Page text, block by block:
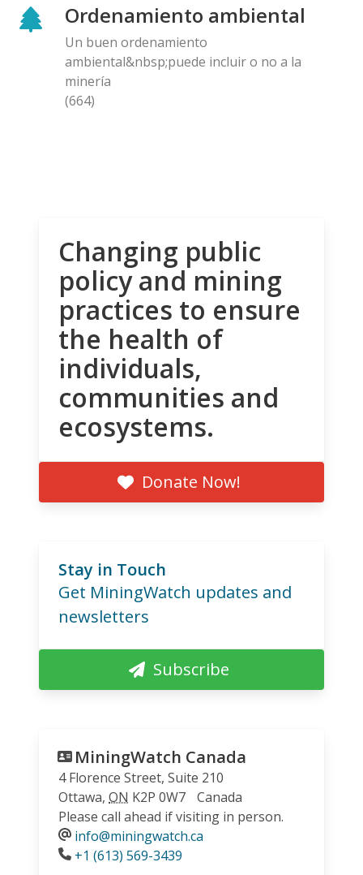
Ordenamiento ambiental
Un buen ordenamiento
ambiental&nbsp;puede incluir o no a la
minería
(664)
Changing public
policy and mining
practices to ensure
the health of
individuals,
communities and
ecosystems.
Donate Now!
Stay in Touch
Get MiningWatch updates and
newsletters
Subscribe
MiningWatch Canada
4 Florence Street, Suite 210
Ottawa, ON K2P 0W7
Canada
Please call ahead if visiting in person.
info@miningwatch.ca
Phone
+1 (613) 569-3439